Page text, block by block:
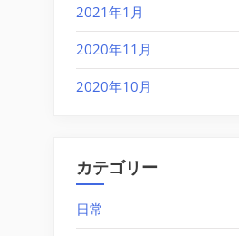
2021年1月
2020年11月
2020年10月
カテゴリー
日常